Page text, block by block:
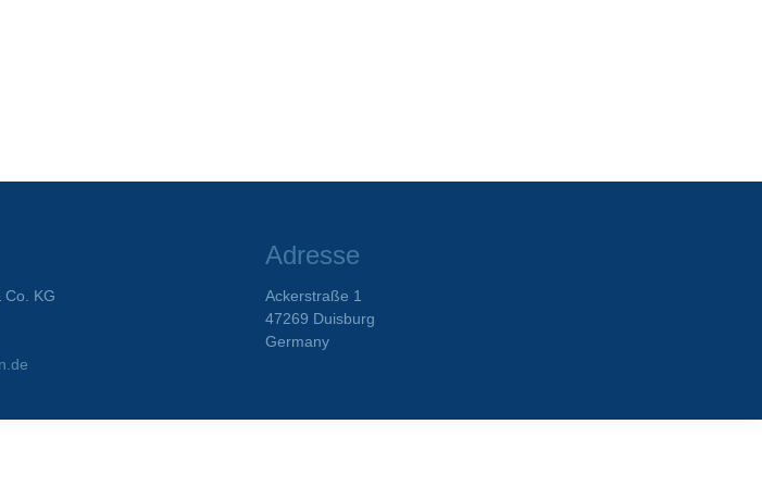
Co. KG
Adresse
Ackerstraße 1
47269 Duisburg
Germany